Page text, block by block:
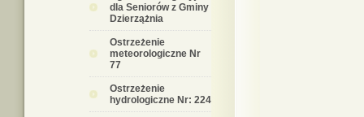
dla Seniorów z Gminy
Dzierzążnia
Ostrzeżenie
meteorologiczne Nr
77
Ostrzeżenie
hydrologiczne Nr: 224